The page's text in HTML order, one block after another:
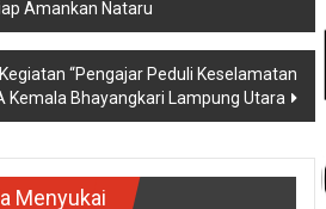
“Pengajar Peduli Keselamatan
Kemala Bhayangkari Lampung Utara
Menyukai